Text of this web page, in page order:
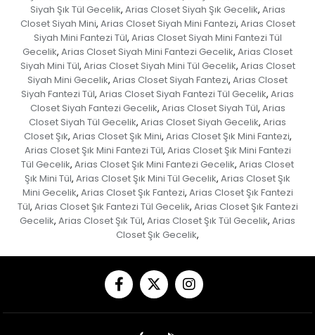
Siyah Şık Tül Gecelik, Arias Closet Siyah Şık Gecelik, Arias
Closet Siyah Mini, Arias Closet Siyah Mini Fantezi, Arias Closet
Siyah Mini Fantezi Tül, Arias Closet Siyah Mini Fantezi Tül
Gecelik, Arias Closet Siyah Mini Fantezi Gecelik, Arias Closet
Siyah Mini Tül, Arias Closet Siyah Mini Tül Gecelik, Arias Closet
Siyah Mini Gecelik, Arias Closet Siyah Fantezi, Arias Closet
Siyah Fantezi Tül, Arias Closet Siyah Fantezi Tül Gecelik, Arias
Closet Siyah Fantezi Gecelik, Arias Closet Siyah Tül, Arias
Closet Siyah Tül Gecelik, Arias Closet Siyah Gecelik, Arias
Closet Şık, Arias Closet Şık Mini, Arias Closet Şık Mini Fantezi,
Arias Closet Şık Mini Fantezi Tül, Arias Closet Şık Mini Fantezi
Tül Gecelik, Arias Closet Şık Mini Fantezi Gecelik, Arias Closet
Şık Mini Tül, Arias Closet Şık Mini Tül Gecelik, Arias Closet Şık
Mini Gecelik, Arias Closet Şık Fantezi, Arias Closet Şık Fantezi
Tül, Arias Closet Şık Fantezi Tül Gecelik, Arias Closet Şık Fantezi
Gecelik, Arias Closet Şık Tül, Arias Closet Şık Tül Gecelik, Arias
Closet Şık Gecelik,